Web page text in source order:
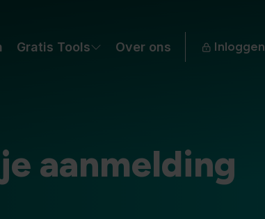
Gratis Tools Over ons Inloggen
aanmelding